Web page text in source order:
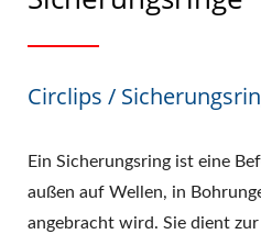
Circlips /
Ein Sicherungsring ist eine
außen auf Wellen, in
angebracht wird. Sie dient